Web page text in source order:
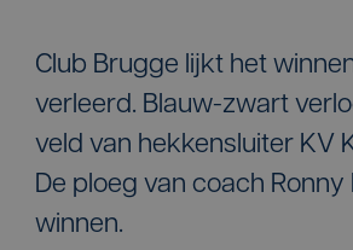
Club Brugge lijkt het
verleerd. Blauw-zwart
veld van hekkensluiter KV
De ploeg van coach
winnen.